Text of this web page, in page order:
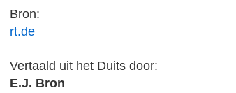
Bron:
rt.de
Vertaald uit het Duits door:
E.J. Bron